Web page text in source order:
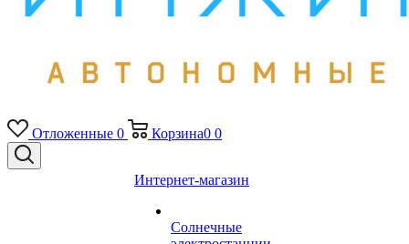
Отложенные 0 Корзина0 0
Интернет-магазин
Солнечные